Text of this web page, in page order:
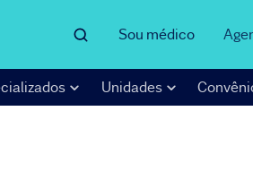
Sou médico
Unidades